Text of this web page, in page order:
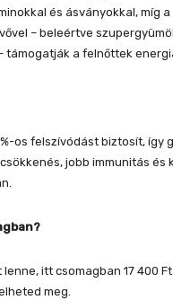
és ásványokkal, míg
– beleértve
támogatják a felnőttek
os felszívódást biztosít, így
jobb immunitás és
itt csomagban 17 400
meg.